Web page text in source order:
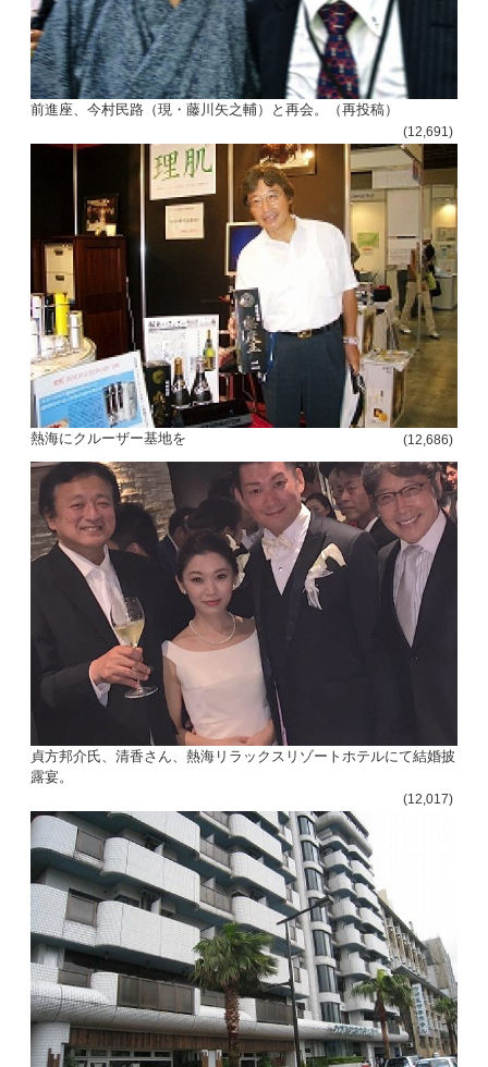
前進座、今村民路（現・藤川矢之輔）と再会。（再投稿）
(12,691)
熱海にクルーザー基地を (12,686)
貞方邦介氏、清香さん、熱海リラックスリゾートホテルにて結婚披
露宴。
(12,017)